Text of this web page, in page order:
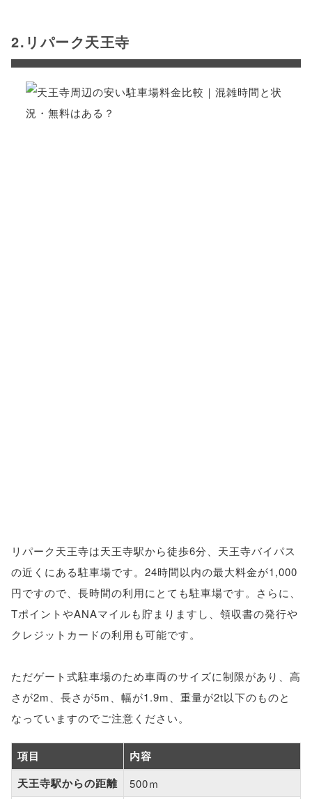
2.リパーク天王寺
リパーク天王寺は天王寺駅から徒歩6分、天王寺バイパス
の近くにある駐車場です。24時間以内の最大料金が1,000
円ですので、長時間の利用にとても駐車場です。さらに、
TポイントやANAマイルも貯まりますし、領収書の発行や
クレジットカードの利用も可能です。
ただゲート式駐車場のため車両のサイズに制限があり、高
さが2m、長さが5m、幅が1.9m、重量が2t以下のものと
なっていますのでご注意ください。
項目
内容
天王寺駅からの距離
500ｍ